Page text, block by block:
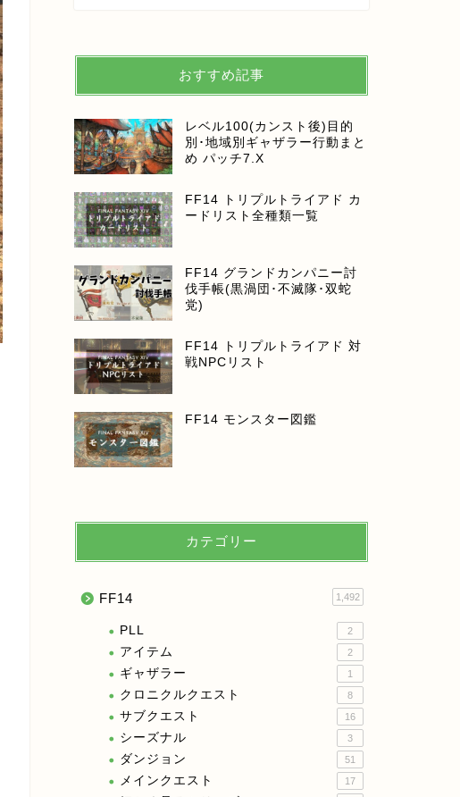
おすすめ記事
レベル100(カンスト後)目的
別･地域別ギャザラー行動まと
め パッチ7.X
FF14 トリプルトライアド カ
ードリスト全種類一覧
FF14 グランドカンパニー討
伐手帳(黒渦団･不滅隊･双蛇
党)
FF14 トリプルトライアド 対
戦NPCリスト
FF14 モンスター図鑑
カテゴリー
FF14 1,492
PLL 2
アイテム 2
ギャザラー 1
クロニクルクエスト 8
サブクエスト 16
シーズナル 3
ダンジョン 51
メインクエスト 17